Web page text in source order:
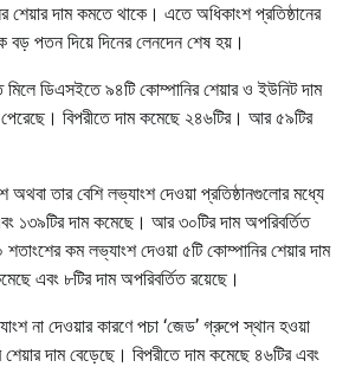
শেয়ার দাম কমতে থাকে। এতে অধিকাংশ প্রতিষ্ঠানের
বড় পতন দিয়ে দিনের লেনদেন শেষ হয়।
মিলে ডিএসইতে ৯৪টি কোম্পানির শেয়ার ও ইউনিট দাম
পেরেছে। বিপরীতে দাম কমেছে ২৪৬টির। আর ৫৯টির
অথবা তার বেশি লভ্যাংশ দেওয়া প্রতিষ্ঠানগুলোর মধ্যে
১৩৯টির দাম কমেছে। আর ৩০টির দাম অপরিবর্তিত
শতাংশের কম লভ্যাংশ দেওয়া ৫টি কোম্পানির শেয়ার দাম
এবং ৮টির দাম অপরিবর্তিত রয়েছে।
না দেওয়ার কারণে পচা ‘জেড’ গ্রুপে স্থান হওয়া
দাম বেড়েছে। বিপরীতে দাম কমেছে ৪৬টির এবং